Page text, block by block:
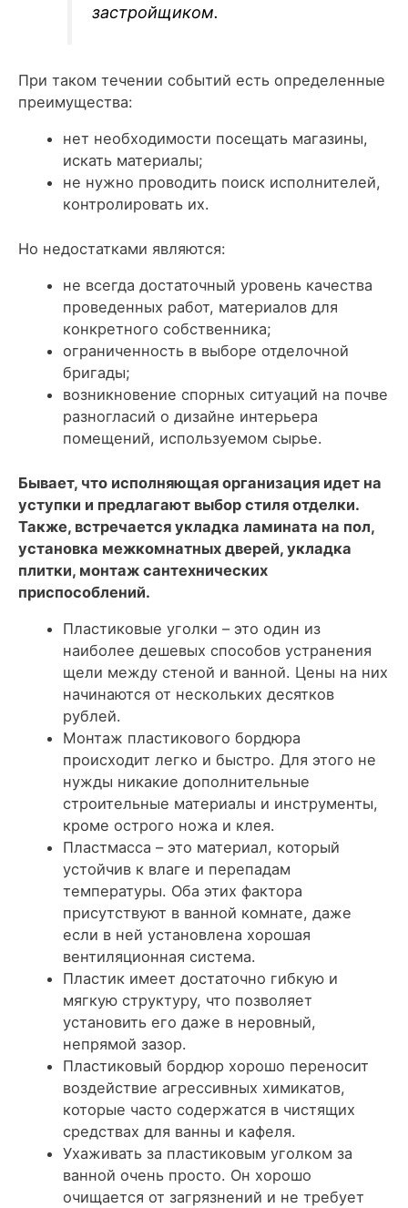
застройщиком.
При таком течении событий есть определенные
преимущества:
нет необходимости посещать магазины,
искать материалы;
не нужно проводить поиск исполнителей,
контролировать их.
Но недостатками являются:
не всегда достаточный уровень качества
проведенных работ, материалов для
конкретного собственника;
ограниченность в выборе отделочной
бригады;
возникновение спорных ситуаций на почве
разногласий о дизайне интерьера
помещений, используемом сырье.
Бывает, что исполняющая организация идет на
уступки и предлагают выбор стиля отделки.
Также, встречается укладка ламината на пол,
установка межкомнатных дверей, укладка
плитки, монтаж сантехнических
приспособлений.
Пластиковые уголки – это один из
наиболее дешевых способов устранения
щели между стеной и ванной. Цены на них
начинаются от нескольких десятков
рублей.
Монтаж пластикового бордюра
происходит легко и быстро. Для этого не
нужды никакие дополнительные
строительные материалы и инструменты,
кроме острого ножа и клея.
Пластмасса – это материал, который
устойчив к влаге и перепадам
температуры. Оба этих фактора
присутствуют в ванной комнате, даже
если в ней установлена хорошая
вентиляционная система.
Пластик имеет достаточно гибкую и
мягкую структуру, что позволяет
установить его даже в неровный,
непрямой зазор.
Пластиковый бордюр хорошо переносит
воздействие агрессивных химикатов,
которые часто содержатся в чистящих
средствах для ванны и кафеля.
Ухаживать за пластиковым уголком за
ванной очень просто. Он хорошо
очищается от загрязнений и не требует